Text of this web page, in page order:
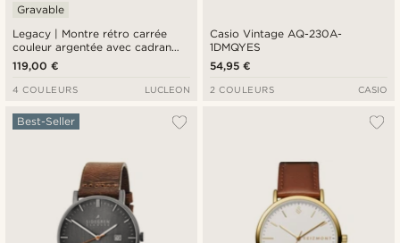
Legacy | Montre rétro carrée
couleur argentée avec cadran
crème à chiffres romains et
bracelet en cuir marron foncé
Gravable
119,00 €
4 COULEURS LUCLEON
Casio Vintage AQ-230A-
1DMQYES
54,95 €
2 COULEURS CASIO
Best-Seller